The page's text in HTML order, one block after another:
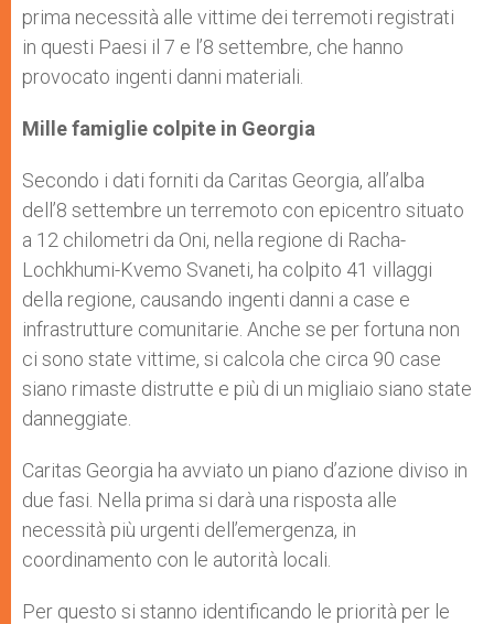
prima necessità alle vittime dei terremoti registrati
in questi Paesi il 7 e l’8 settembre, che hanno
provocato ingenti danni materiali.
Mille famiglie colpite in Georgia
Secondo i dati forniti da Caritas Georgia, all’alba
dell’8 settembre un terremoto con epicentro situato
a 12 chilometri da Oni, nella regione di Racha-
Lochkhumi-Kvemo Svaneti, ha colpito 41 villaggi
della regione, causando ingenti danni a case e
infrastrutture comunitarie. Anche se per fortuna non
ci sono state vittime, si calcola che circa 90 case
siano rimaste distrutte e più di un migliaio siano state
danneggiate.
Caritas Georgia ha avviato un piano d’azione diviso in
due fasi. Nella prima si darà una risposta alle
necessità più urgenti dell’emergenza, in
coordinamento con le autorità locali.
Per questo si stanno identificando le priorità per le